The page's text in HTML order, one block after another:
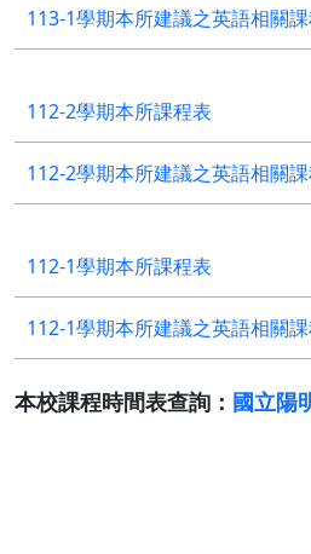
113-1學期本所建議之英語相關
112-2學期本所課程表
112-2學期本所建議之英語相關
112-1學期本所課程表
112-1學期本所建議之英語相關
本校課程時間表查詢： 國立陽